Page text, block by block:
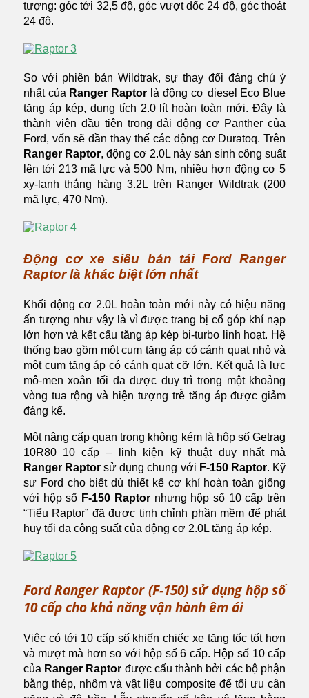
tượng: góc tới 32,5 độ, góc vượt dốc 24 độ, góc thoát
24 độ.
So với phiên bản Wildtrak, sự thay đổi đáng chú ý
nhất của Ranger Raptor là động cơ diesel Eco Blue
tăng áp kép, dung tích 2.0 lít hoàn toàn mới. Đây là
thành viên đầu tiên trong dải động cơ Panther của
Ford, vốn sẽ dần thay thế các động cơ Duratoq. Trên
Ranger Raptor, động cơ 2.0L này sản sinh công suất
lên tới 213 mã lực và 500 Nm, nhiều hơn động cơ 5
xy-lanh thẳng hàng 3.2L trên Ranger Wildtrak (200
mã lực, 470 Nm).
Động cơ xe siêu bán tải Ford Ranger
Raptor là khác biệt lớn nhất
Khối động cơ 2.0L hoàn toàn mới này có hiệu năng
ấn tượng như vậy là vì được trang bị cổ góp khí nạp
lớn hơn và kết cấu tăng áp kép bi-turbo linh hoạt. Hệ
thống bao gồm một cụm tăng áp có cánh quạt nhỏ và
một cụm tăng áp có cánh quạt cỡ lớn. Kết quả là lực
mô-men xoắn tối đa được duy trì trong một khoảng
vòng tua rộng và hiện tượng trễ tăng áp được giảm
đáng kể.
Một nâng cấp quan trọng không kém là hộp số Getrag
10R80 10 cấp – linh kiện kỹ thuật duy nhất mà
Ranger Raptorsử dụng chung với F-150 Raptor. Kỹ
sư Ford cho biết dù thiết kế cơ khí hoàn toàn giống
với hộp số F-150 Raptornhưng hộp số 10 cấp trên
“Tiểu Raptor” đã được tinh chỉnh phần mềm để phát
huy tối đa công suất của động cơ 2.0L tăng áp kép.
Ford Ranger Raptor (F-150) sử dụng hộp số
10 cấp cho khả năng vận hành êm ái
Việc có tới 10 cấp số khiến chiếc xe tăng tốc tốt hơn
và mượt mà hơn so với hộp số 6 cấp. Hộp số 10 cấp
của Ranger Raptor được cấu thành bởi các bộ phận
bằng thép, nhôm và vật liệu composite để tối ưu cân